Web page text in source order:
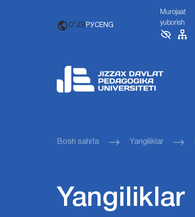
O'ZB РУСENG
Murojaat
yuborish
Bosh sahifa Yangiliklar
Yangiliklar